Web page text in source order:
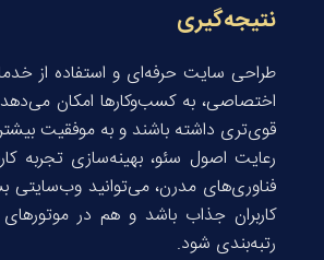
نتیجه‌گیری
طراحی سایت حرفه‌ای و استفاده از
اختصاصی، به کسب‌وکارها امکان
قوی‌تری داشته باشند و به موفقیت
رعایت اصول سئو، بهینه‌سازی تجربه
فناوری‌های مدرن، می‌توانید وب‌سایتی
کاربران جذاب باشد و هم در
رتبه‌بندی شود.